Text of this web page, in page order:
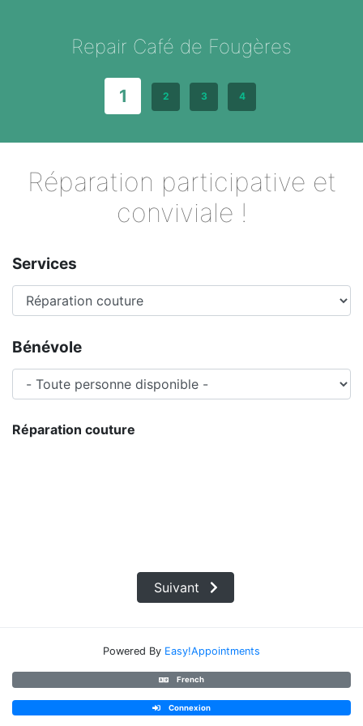
Repair Café de Fougères
1 2 3 4
Réparation participative et
conviviale !
Services
Bénévole
Réparation couture
Suivant
Powered By Easy!Appointments
French
Connexion